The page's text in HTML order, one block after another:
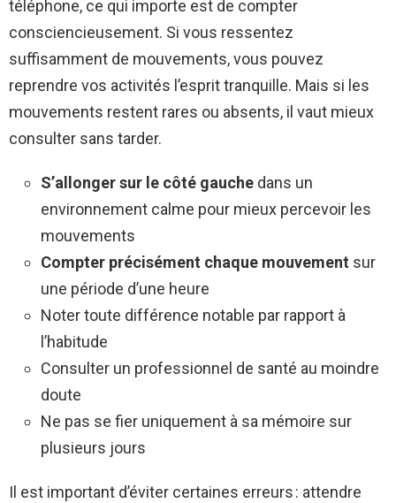
téléphone, ce qui importe est de compter
consciencieusement. Si vous ressentez
suffisamment de mouvements, vous pouvez
reprendre vos activités l’esprit tranquille. Mais si les
mouvements restent rares ou absents, il vaut mieux
consulter sans tarder.
S’allonger sur le côté gauche dans un
environnement calme pour mieux percevoir les
mouvements
Compter précisément chaque mouvement sur
une période d’une heure
Noter toute différence notable par rapport à
l’habitude
Consulter un professionnel de santé au moindre
doute
Ne pas se fier uniquement à sa mémoire sur
plusieurs jours
Il est important d’éviter certaines erreurs : attendre